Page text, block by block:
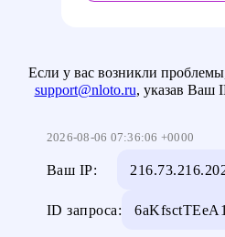
Если у вас возникли
support@nloto.ru, указав Ваш
2026-08-06 07:36:06 +0000
Ваш IP:
ID запроса: 6aKfsctTEeA1